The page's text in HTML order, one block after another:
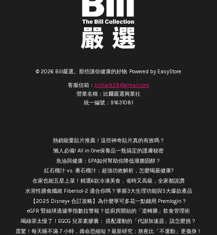
© 2026 Bill嚴選。那些讓你健康的好物. Powered by EasyStore
客服信箱： billtai928@gmail.com
營業名稱：比爾嚴選興業社
統一編號：91631081
熱銷能量貼片推薦！這些神奇貼片真的有效嗎？
懶人必備! All in One保養品一瓶搞定的護膚秘密
魚油與健康：EPA如何幫助你降低壞膽固醇？
紅石榴汁 vs. 番石榴汁：超強功效解析，怎麼喝最健康?
在家也能五星上菜！精選6款冷凍美食，省時又高級，全家都說讚
水溶性膳食纖維 Fibersol-2 適合你嗎？掌握3大生理功能與5大爆款產品
【2025 Disney+ 合訂攻略】為什麼寧可多花一點錢用 Premlogin？
eGFR 腎絲球過濾率指數拉警報？從廚房開始的「逆轉勝」飲食管理術
喝綠茶太慢了！EGCG 兒茶素膠囊： 搭配運動的「代謝加速器」該怎麼挑？
震驚！每天睡不滿 7 小時，壽命恐縮短？最新研究：熬夜比「不運動」更傷身！